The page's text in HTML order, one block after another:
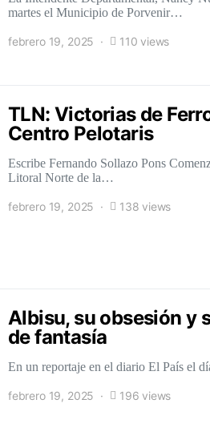
martes el Municipio de Porvenir…
febrero 19, 2025 110 views
TLN: Victorias de
Centro Pelotaris
Escribe Fernando Sollazo Pons
Litoral Norte de la…
febrero 19, 2025 138 views
Albisu, su obsesión y
de fantasía
En un reportaje en el diario El País el
febrero 19, 2025 196 views